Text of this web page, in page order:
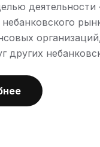
других